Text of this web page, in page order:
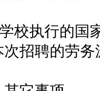
执行的国家
次招聘的劳务